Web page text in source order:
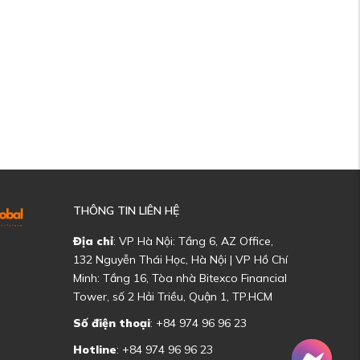
THÔNG TIN LIÊN HỆ
Địa chỉ: VP Hà Nội: Tầng 6, AZ Office,
132 Nguyễn Thái Học, Hà Nội | VP Hồ Chí
Minh: Tầng 16, Tòa nhà Bitexco Financial
Tower, số 2 Hải Triều, Quận 1, TP.HCM
Số điện thoại: +84 974 96 96 23
Hotline: +84 974 96 96 23